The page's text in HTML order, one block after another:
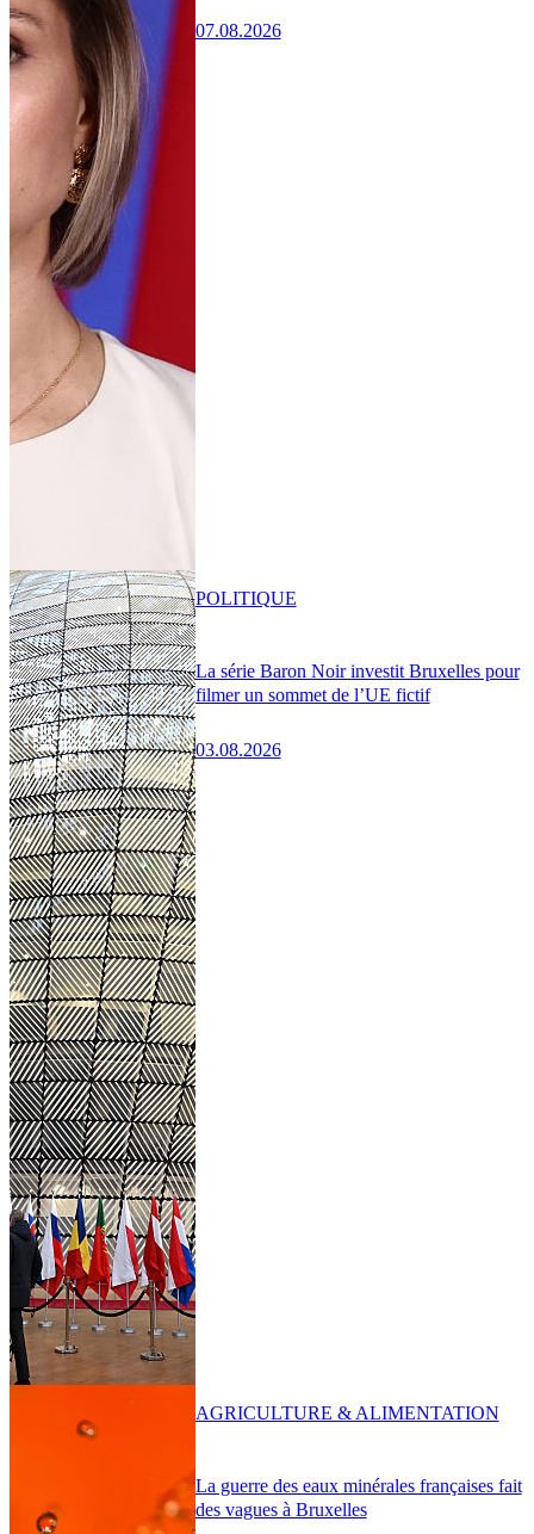
07.08.2026
La série Baron Noir investit Bruxelles pour
filmer un sommet de l’UE fictif
03.08.2026
POLITIQUE
La guerre des eaux minérales françaises fait
des vagues à Bruxelles
AGRICULTURE & ALIMENTATION